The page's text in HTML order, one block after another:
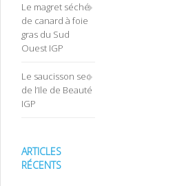
Le magret séché
de canard à foie
gras du Sud
Ouest IGP
Le saucisson sec
de l’Ile de Beauté
IGP
ARTICLES
RÉCENTS